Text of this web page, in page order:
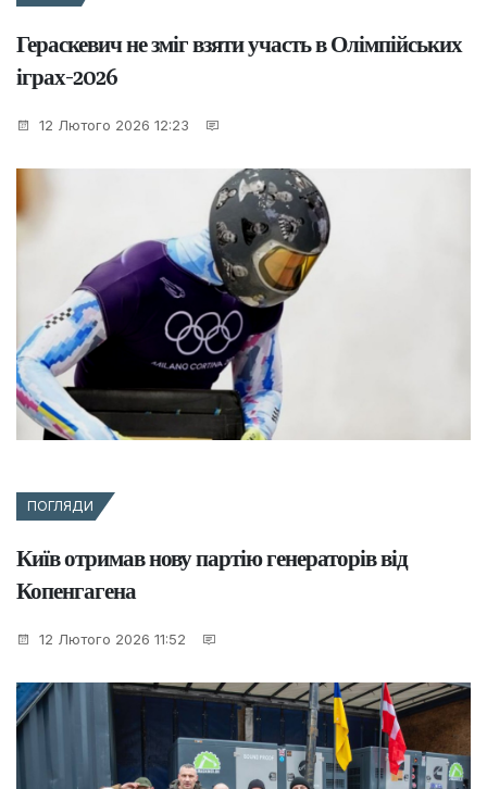
Гераскевич не зміг взяти участь в Олімпійських
іграх-2026
12 Лютого 2026 12:23
ПОГЛЯДИ
Київ отримав нову партію генераторів від
Копенгагена
12 Лютого 2026 11:52